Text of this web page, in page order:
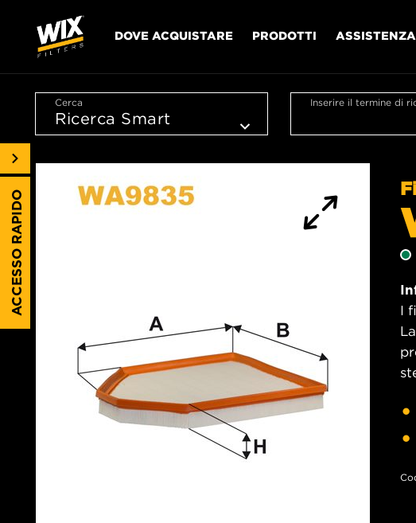
DOVE ACQUISTARE PRODOTTI ASSISTENZA
Cerca Inserire il termine di
I
ACCESSO RAPIDO